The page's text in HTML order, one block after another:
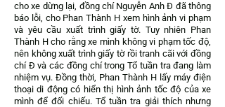
cho xe dừng lại, đồng chí Nguyễn Anh Đ đã thông
báo lỗi, cho Phan Thành H xem hình ảnh vi phạm
và yêu cầu xuất trình giấy tờ. Tuy nhiên Phan
Thành H cho rằng xe mình không vi phạm tốc độ,
nên không xuất trình giấy tờ rồi tranh cãi với đồng
chí Đ và các đồng chí trong Tổ tuần tra đang làm
nhiệm vụ. Đồng thời, Phan Thành H lấy máy điện
thoại di động có hiển thị hình ảnh tốc độ của xe
mình để đối chiếu. Tổ tuần tra giải thích nhưng